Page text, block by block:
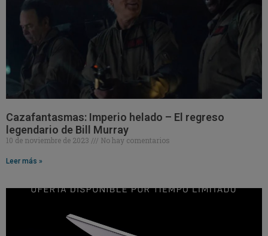
Cazafantasmas: Imperio helado – El regreso
legendario de Bill Murray
10 de noviembre de 2023 No hay comentarios
Leer más »